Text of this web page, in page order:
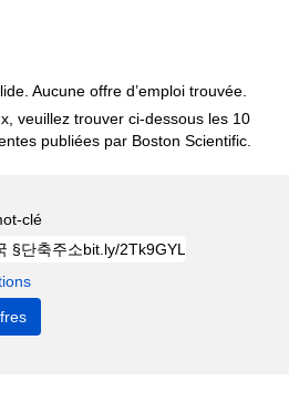
Aucune offre d’emploi trouvée.
veuillez trouver ci-dessous les 10
publiées par Boston Scientific.
clé